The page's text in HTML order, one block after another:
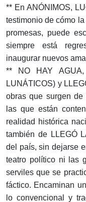
** En ANÓNIMOS,
testimonio de cómo
promesas, puede
siempre está
inaugurar nuevos
** NO HAY AGUA,
LUNÁTICOS) y
obras que surgen de
las que están
realidad histórica
también de LLEGÓ
del país, sin dejarse
teatro político ni las
serviles que se
fáctico. Encaminan
lo convencional y